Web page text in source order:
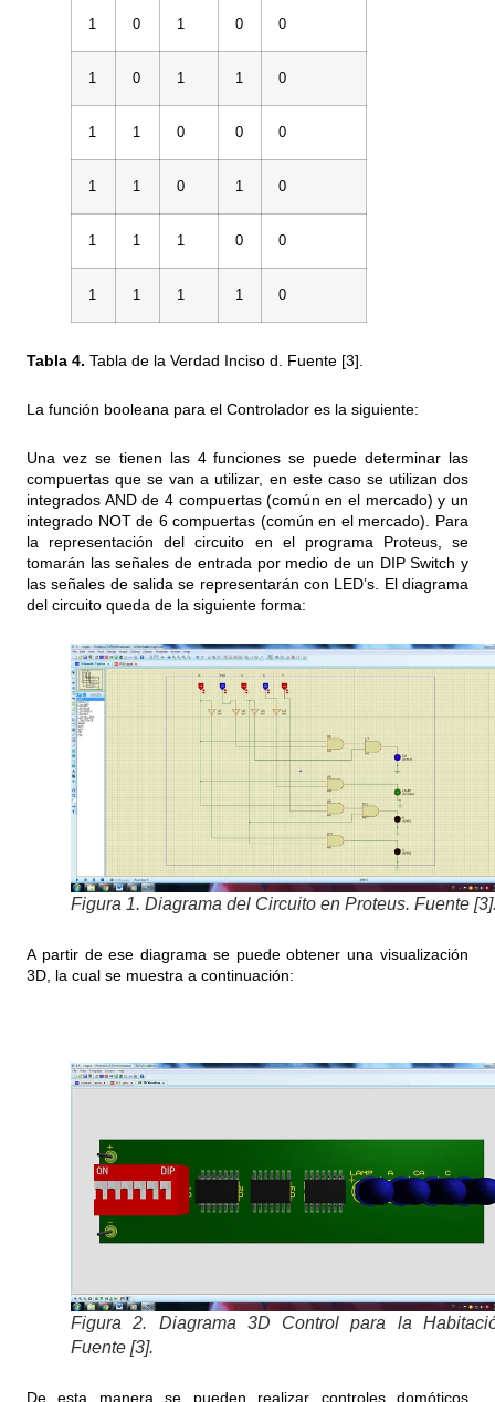
1 0 1 0 0
1 0 1 1 0
1 1 0 0 0
1 1 0 1 0
1 1 1 0 0
1 1 1 1 0
Tabla 4. Tabla de la Verdad Inciso d. Fuente [3].
La función booleana para el Controlador es la siguiente:
Una vez se tienen las 4 funciones se puede determinar las
compuertas que se van a utilizar, en este caso se utilizan dos
integrados AND de 4 compuertas (común en el mercado) y un
integrado NOT de 6 compuertas (común en el mercado). Para
la representación del circuito en el programa Proteus, se
tomarán las señales de entrada por medio de un DIP Switch y
las señales de salida se representarán con LED’s. El diagrama
del circuito queda de la siguiente forma:
Figura 1. Diagrama del Circuito en Proteus. Fuente
A partir de ese diagrama se puede obtener una visualización
3D, la cual se muestra a continuación:
Figura 2. Diagrama 3D Control para la
Fuente [3].
De esta manera se pueden realizar controles domóticos